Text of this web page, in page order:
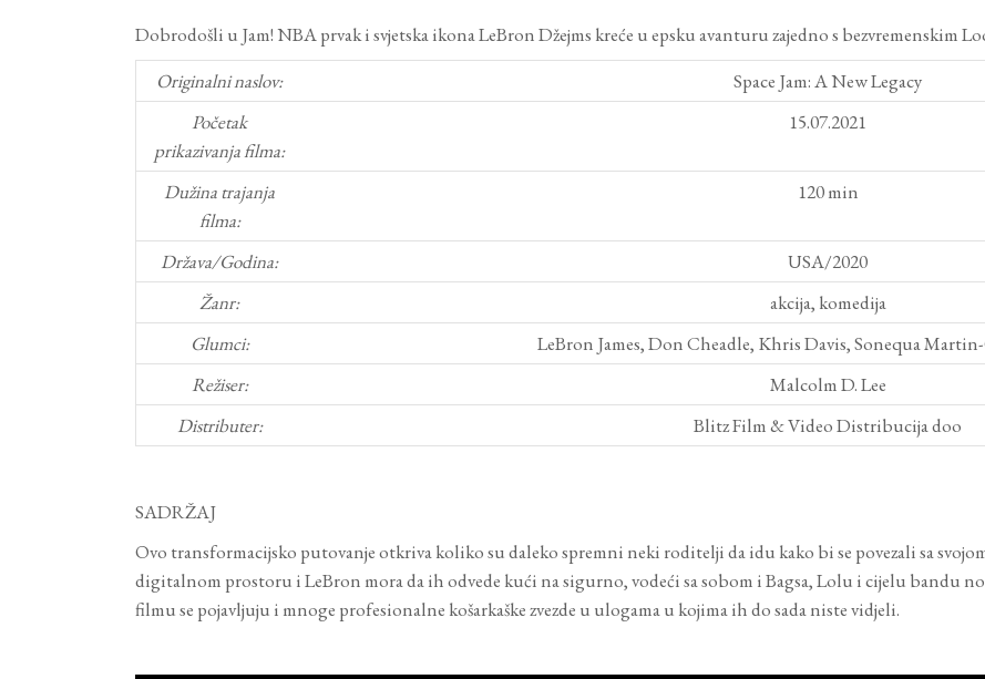
Dobrodošli u Jam! NBA prvak i svjetska ikona LeBron Džejms kreće u epsku avanturu zajedno s bezvremenskim
Originalni naslov:
Space Jam: A New Legacy
Početak
prikazivanja filma:
15.07.2021
Dužina trajanja
filma:
120 min
Država/Godina:
USA/2020
Žanr:
akcija, komedija
Glumci:
LeBron James, Don Cheadle, Khris Davis, Sonequa
Režiser:
Malcolm D. Lee
Distributer:
Blitz Film & Video Distribucija doo
SADRŽAJ
Ovo transformacijsko putovanje otkriva koliko su daleko spremni neki roditelji da idu kako bi se povezali sa
digitalnom prostoru i LeBron mora da ih odvede kući na sigurno, vodeći sa sobom i Bagsa, Lolu i cijelu bandu
filmu se pojavljuju i mnoge profesionalne košarkaške zvezde u ulogama u kojima ih do sada niste vidjeli.